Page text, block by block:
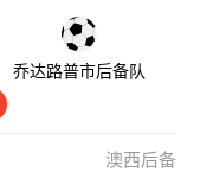
乔达路普市后备队
澳西后备